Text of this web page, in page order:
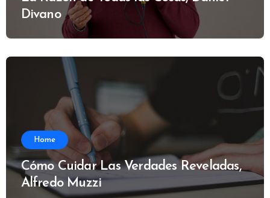
Divano
Home
Cómo Cuidar Las Verdades Reveladas,
Alfredo Muzzi